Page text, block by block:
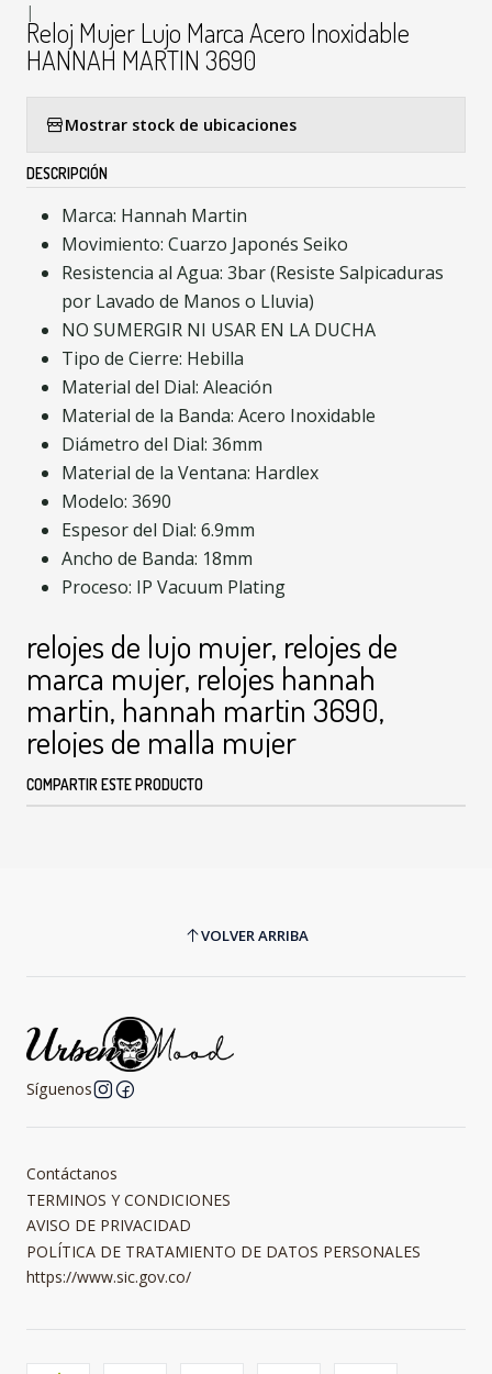
|
Reloj Mujer Lujo Marca Acero Inoxidable
HANNAH MARTIN 3690
Mostrar stock de ubicaciones
DESCRIPCIÓN
Marca: Hannah Martin
Movimiento: Cuarzo Japonés Seiko
Resistencia al Agua: 3bar (Resiste Salpicaduras
por Lavado de Manos o Lluvia)
NO SUMERGIR NI USAR EN LA DUCHA
Tipo de Cierre: Hebilla
Material del Dial: Aleación
Material de la Banda: Acero Inoxidable
Diámetro del Dial: 36mm
Material de la Ventana: Hardlex
Modelo: 3690
Espesor del Dial: 6.9mm
Ancho de Banda: 18mm
Proceso: IP Vacuum Plating
relojes de lujo mujer, relojes de
marca mujer, relojes hannah
martin, hannah martin 3690,
relojes de malla mujer
COMPARTIR ESTE PRODUCTO
VOLVER ARRIBA
Síguenos
Contáctanos
TERMINOS Y CONDICIONES
AVISO DE PRIVACIDAD
POLÍTICA DE TRATAMIENTO DE DATOS PERSONALES
https://www.sic.gov.co/